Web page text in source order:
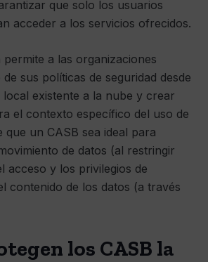
que solo los usuarios
acceder a los servicios ofrecidos.
permite a las organizaciones
sus políticas de seguridad desde
existente a la nube y crear
el contexto específico del uso de
que un CASB sea ideal para
de datos (al restringir
acceso y los privilegios de
contenido de los datos (a través
los CASB la